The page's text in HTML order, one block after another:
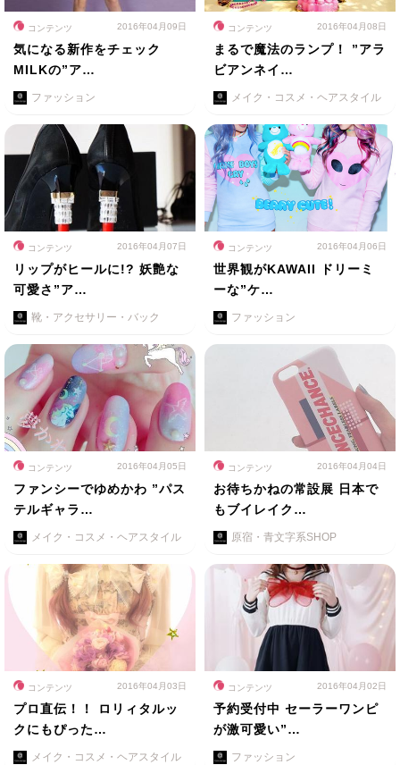
コンテンツ 2016年04月09日
気になる新作をチェック
MILKの”ア…
ファッション
コンテンツ 2016年04月08日
まるで魔法のランプ！ ”アラ
ビアンネイ…
メイク・コスメ・ヘアスタイル
コンテンツ 2016年04月07日
リップがヒールに!? 妖艶な
可愛さ”ア…
靴・アクセサリー・バック
コンテンツ 2016年04月06日
世界観がKAWAII ドリーミ
ーな”ケ…
ファッション
コンテンツ 2016年04月05日
ファンシーでゆめかわ ”パス
テルギャラ…
メイク・コスメ・ヘアスタイル
コンテンツ 2016年04月04日
お待ちかねの常設展 日本で
もブイレイク…
原宿・青文字系SHOP
コンテンツ 2016年04月03日
プロ直伝！！ ロリィタルッ
クにもぴった…
メイク・コスメ・ヘアスタイル
コンテンツ 2016年04月02日
予約受付中 セーラーワンピ
が激可愛い”…
ファッション